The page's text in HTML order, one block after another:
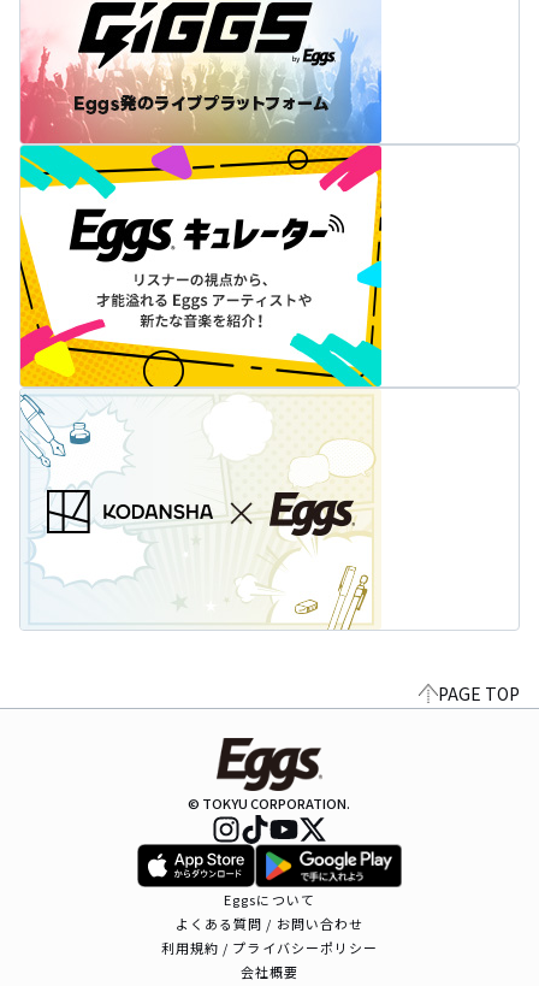
PAGE TOP
© TOKYU CORPORATION.
Eggsについて
よくある質問 / お問い合わせ
利用規約 / プライバシーポリシー
会社概要